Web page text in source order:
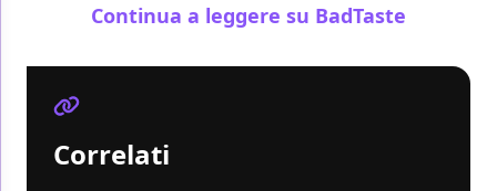
Continua a leggere su BadTaste
Correlati